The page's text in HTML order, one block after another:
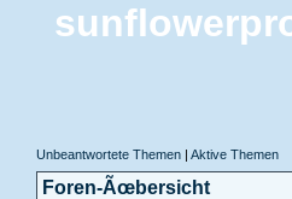
Unbeantwortete Themen |Aktive Themen
Foren-Ãœbersicht